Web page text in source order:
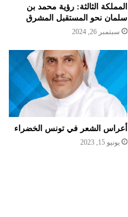
المملكة الثالثة: رؤية محمد بن
سلمان نحو المستقبل المشرق
سبتمبر 26, 2024
أعراس الشعر في تونس الخضراء
يونيو 15, 2023